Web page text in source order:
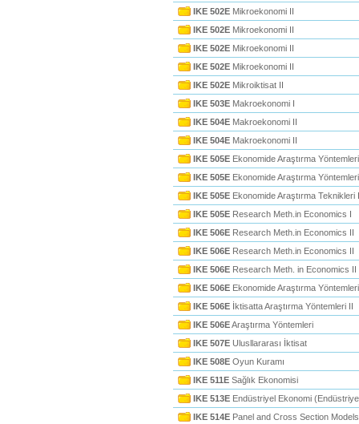
IKE 502E Mikroekonomi II
IKE 502E Mikroekonomi II
IKE 502E Mikroekonomi II
IKE 502E Mikroekonomi II
IKE 502E Mikroiktisat II
IKE 503E Makroekonomi I
IKE 504E Makroekonomi II
IKE 504E Makroekonomi II
IKE 505E Ekonomide Araştırma
IKE 505E Ekonomide Araştırma
IKE 505E Ekonomide Araştırma Teknikleri I
IKE 505E Research Meth.in Economics I
IKE 506E Research Meth.in Economics II
IKE 506E Research Meth.in Economics II
IKE 506E Research Meth. in Economics II
IKE 506E Ekonomide Araştırma
IKE 506E İktisatta Araştırma Yöntemleri II
IKE 506EAraştırma Yöntemleri
IKE 507E Ulusllararası İktisat
IKE 508E Oyun Kuramı
IKE 511E Sağlık Ekonomisi
IKE 513E Endüstriyel Ekonomi
IKE 514E Panel and Cross Section Models